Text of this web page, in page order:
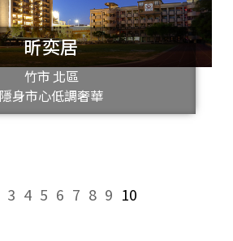
昕奕居
竹市 北區
隱身市心低調奢華
3 4 5 6 7 8 9 10